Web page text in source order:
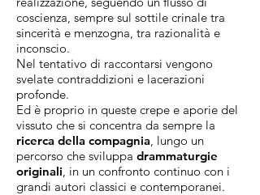
coscienza, sempre sul sottile crinale tra
sincerità e menzogna, tra razionalità e
inconscio.
Nel tentativo di raccontarsi vengono
svelate contraddizioni e lacerazioni
profonde.
Ed è proprio in queste crepe e aporie del
vissuto che si concentra da sempre la
ricerca della compagnia, lungo un
percorso che sviluppa drammaturgie
originali, in un confronto continuo con i
grandi autori classici e contemporanei.